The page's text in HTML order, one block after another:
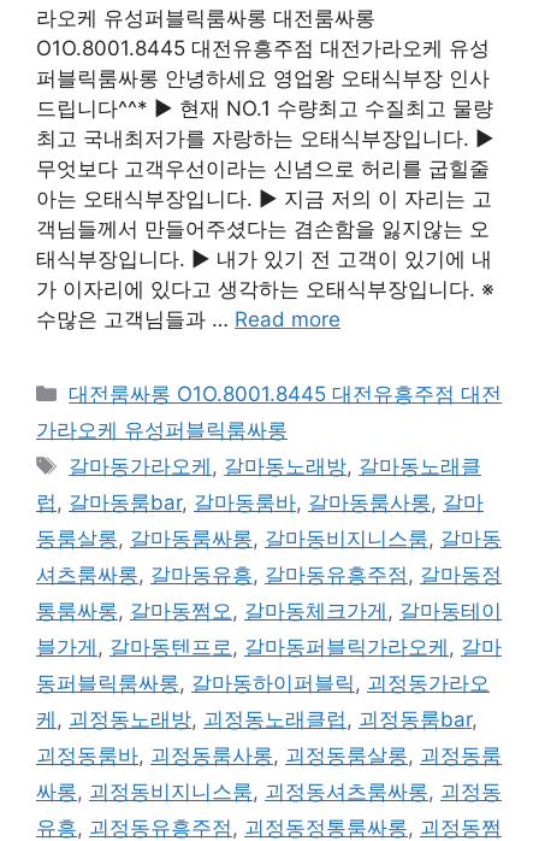
라오케 유성퍼블릭룸싸롱 대전룸싸롱
O1O.8001.8445 대전유흥주점 대전가라오케 유성
퍼블릭룸싸롱 안녕하세요 영업왕 오태식부장 인사
드립니다^^* ▶ 현재 NO.1 수량최고 수질최고 물량
최고 국내최저가를 자랑하는 오태식부장입니다. ▶
무엇보다 고객우선이라는 신념으로 허리를 굽힐줄
아는 오태식부장입니다. ▶ 지금 저의 이 자리는 고
객님들께서 만들어주셨다는 겸손함을 잃지않는 오
태식부장입니다. ▶ 내가 있기 전 고객이 있기에 내
가 이자리에 있다고 생각하는 오태식부장입니다. ※
수많은 고객님들과 … Read more
카
테
고
리
대전룸싸롱 O1O.8001.8445 대전유흥주점 대전
가라오케 유성퍼블릭룸싸롱
태
그
갈마동가라오케 , 갈마동노래방, 갈마동노래클
럽 , 갈마동룸bar, 갈마동룸바, 갈마동룸사롱, 갈마
동룸살롱, 갈마동룸싸롱, 갈마동비지니스룸, 갈마동
셔츠룸싸롱, 갈마동유흥, 갈마동유흥주점 , 갈마동정
통룸싸롱, 갈마동쩜오 , 갈마동체크가게 , 갈마동테이
블가게 , 갈마동텐프로 , 갈마동퍼블릭가라오케 , 갈마
동퍼블릭룸싸롱, 갈마동하이퍼블릭 , 괴정동가라오
케 , 괴정동노래방, 괴정동노래클럽 , 괴정동룸bar,
괴정동룸바, 괴정동룸사롱, 괴정동룸살롱, 괴정동룸
싸롱, 괴정동비지니스룸, 괴정동셔츠룸싸롱, 괴정동
유흥, 괴정동유흥주점 , 괴정동정통룸싸롱, 괴정동쩜